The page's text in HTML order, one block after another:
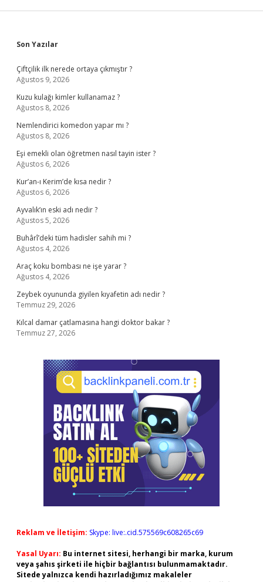
Sidebar
Son Yazılar
Çiftçilik ilk nerede ortaya çıkmıştır ?
Ağustos 9, 2026
Kuzu kulağı kimler kullanamaz ?
Ağustos 8, 2026
Nemlendirici komedon yapar mı ?
Ağustos 8, 2026
Eşi emekli olan öğretmen nasıl tayin ister ?
Ağustos 6, 2026
Kur’an-ı Kerim’de kısa nedir ?
Ağustos 6, 2026
Ayvalık’ın eski adı nedir ?
Ağustos 5, 2026
Buhârî’deki tüm hadisler sahih mi ?
Ağustos 4, 2026
Araç koku bombası ne işe yarar ?
Ağustos 4, 2026
Zeybek oyununda giyilen kıyafetin adı nedir ?
Temmuz 29, 2026
Kılcal damar çatlamasına hangi doktor bakar ?
Temmuz 27, 2026
Reklam ve İletişim: Skype: live:.cid.575569c608265c69
Yasal Uyarı: Bu internet sitesi, herhangi bir marka, kurum
veya şahıs şirketi ile hiçbir bağlantısı bulunmamaktadır.
Sitede yalnızca kendi hazırladığımız makaleler